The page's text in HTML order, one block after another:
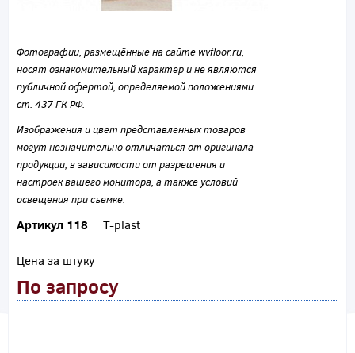
Фотографии, размещённые на сайте wvfloor.ru,
носят ознакомительный характер и не являются
публичной офертой, определяемой положениями
ст. 437 ГК РФ.
Изображения и цвет представленных товаров
могут незначительно отличаться от оригинала
продукции, в зависимости от разрешения и
настроек вашего монитора, а также условий
освещения при съемке.
Артикул 118 T-plast
Цена за штуку
По запросу